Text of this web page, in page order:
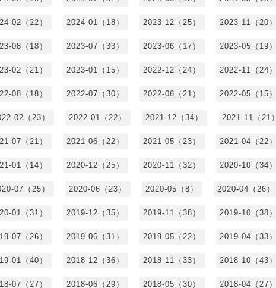
02（22） 2024-01（18） 2023-12（25） 2023-11（20）
08（18） 2023-07（33） 2023-06（17） 2023-05（19）
02（21） 2023-01（15） 2022-12（24） 2022-11（24）
08（18） 2022-07（30） 2022-06（21） 2022-05（15）
02（23） 2022-01（22） 2021-12（34） 2021-11（21）
07（21） 2021-06（22） 2021-05（23） 2021-04（22）
01（14） 2020-12（25） 2020-11（32） 2020-10（34）
07（25） 2020-06（23） 2020-05（8） 2020-04（26）
01（31） 2019-12（35） 2019-11（38） 2019-10（38）
07（26） 2019-06（31） 2019-05（22） 2019-04（33）
01（40） 2018-12（36） 2018-11（33） 2018-10（43）
07（27） 2018-06（29） 2018-05（30） 2018-04（27）